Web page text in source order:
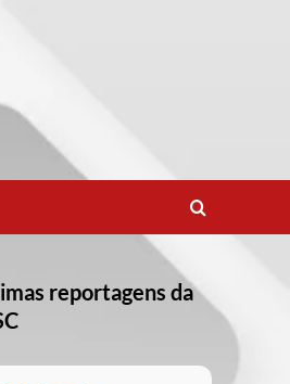
reportagens da